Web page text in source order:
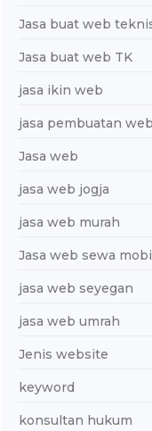
Jasa buat web
Jasa buat web TK
jasa ikin web
jasa pembuatan
Jasa web
jasa web jogja
jasa web murah
Jasa web sewa
jasa web seyegan
jasa web umrah
Jenis website
keyword
konsultan hukum